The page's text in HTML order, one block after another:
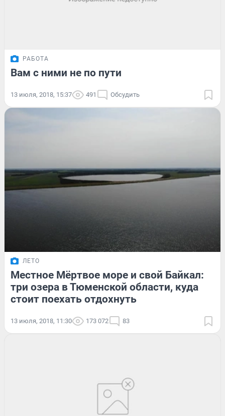
РАБОТА
Вам с ними не по пути
13 июля, 2018, 15:37 491 Обсудить
ЛЕТО
Местное Мёртвое море и свой Байкал:
три озера в Тюменской области, куда
стоит поехать отдохнуть
13 июля, 2018, 11:30 173 072 83